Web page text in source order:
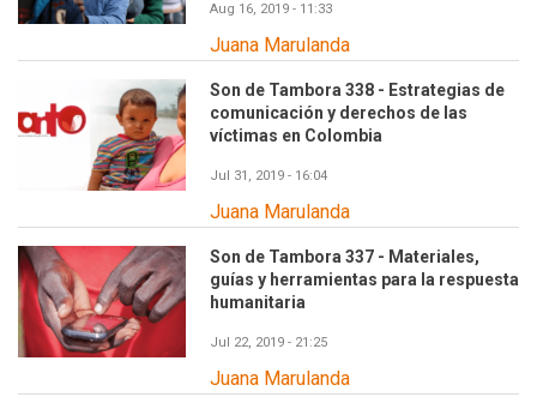
Aug 16, 2019 - 11:33
Juana Marulanda
Son de Tambora 338 - Estrategias de
comunicación y derechos de las
víctimas en Colombia
Jul 31, 2019 - 16:04
Juana Marulanda
Son de Tambora 337 - Materiales,
guías y herramientas para la respuesta
humanitaria
Jul 22, 2019 - 21:25
Juana Marulanda